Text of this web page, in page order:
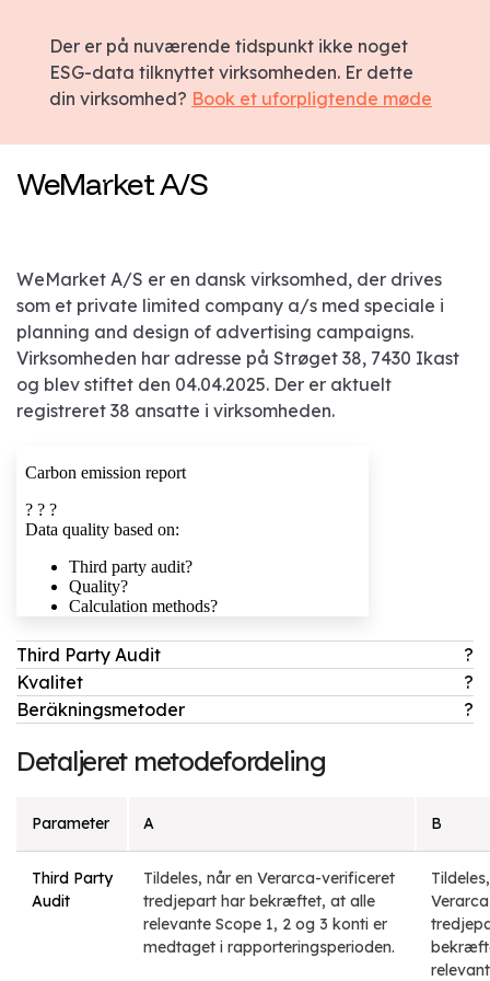
Der er på nuværende tidspunkt ikke noget
ESG-data tilknyttet virksomheden. Er dette
din virksomhed? Book et uforpligtende møde
WeMarket A/S
WeMarket A/S er en dansk virksomhed, der drives
som et private limited company a/s med speciale i
planning and design of advertising campaigns.
Virksomheden har adresse på Strøget 38, 7430 Ikast
og blev stiftet den 04.04.2025. Der er aktuelt
registreret 38 ansatte i virksomheden.
Third Party Audit
?
Kvalitet
?
Beräkningsmetoder
?
Detaljeret metodefordeling
Parameter A B
Third Party
Audit
Tildeles, når en Verarca-verificeret
tredjepart har bekræftet, at alle
relevante Scope 1, 2 og 3 konti er
medtaget i rapporteringsperioden.